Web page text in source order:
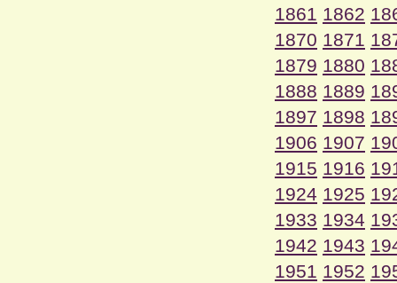
1861 1862
1870 1871
1879 1880
1888 1889
1897 1898
1906 1907
1915 1916
1924 1925
1933 1934
1942 1943
1951 1952